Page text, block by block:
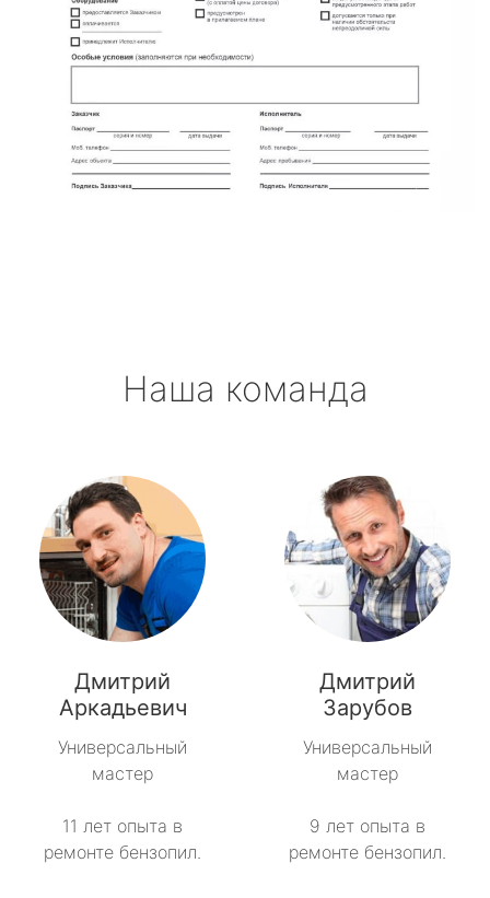
Наша команда
Дмитрий
Аркадьевич
Универсальный
мастер
11 лет опыта в
ремонте бензопил.
Дмитрий
Зарубов
Универсальный
мастер
9 лет опыта в
ремонте бензопил.